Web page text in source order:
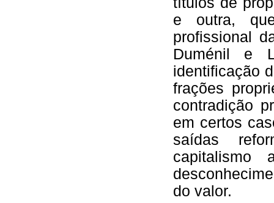
e outra,
profissional
Duménil e
identificação
frações
contradição
em certos
saídas
do valor.